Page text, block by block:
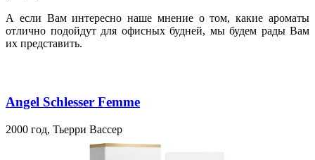
А если Вам интересно наше мнение о том, какие ароматы
отлично подойдут для офисных будней, мы будем рады Вам
их представить.
Angel Schlesser Femme
2000 год, Тьерри Вассер